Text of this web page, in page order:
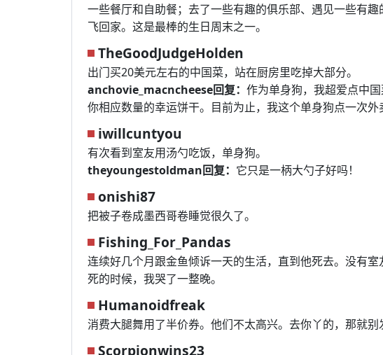
一些餐厅和自助餐；去了一些有趣的俱乐部、遇见一些有
飞回家。这是最棒的生日周末之一。
TheGoodJudgeHolden
出门买20美元左右的中国菜，站在厨房里吃掉大部分。
anchovie_macncheese回复： 作为单身狗，我超爱点中
你相应数量的幸运饼干。目前为止，我这个单身狗点一次外
iwillcuntyou
有次看到室友用汤勺吃饭，单身狗。
theyoungestoldman回复： 它只是一柄大勺子好吗！
onishi87
把被子卷成墨西哥卷睡觉很久了。
Fishing_For_Pandas
连续好几个月跟金鱼倾诉一天的生活，直到他死去。没有
死的时候，我哭了一整晚。
Humanoidfreak
消费大腿舞用了半价券。他们不太高兴。去你丫的，那就别
Scorpionwins23